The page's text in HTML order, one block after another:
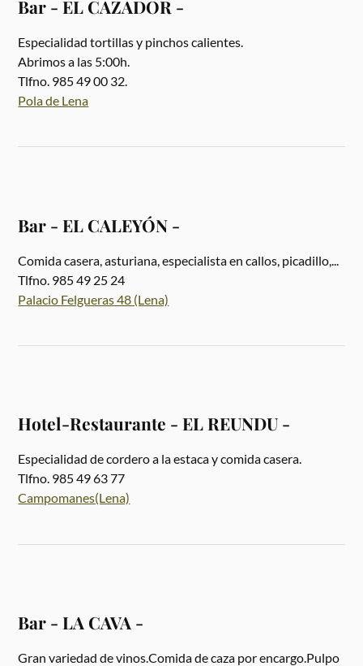
Bar - EL CAZADOR -
Especialidad tortillas y pinchos calientes.
Abrimos a las 5:00h.
Tlfno. 985 49 00 32.
Pola de Lena
Bar - EL CALEYÓN -
Comida casera, asturiana, especialista en callos, picadillo,...
Tlfno. 985 49 25 24
Palacio Felgueras 48 (Lena)
Hotel-Restaurante - EL REUNDU -
Especialidad de cordero a la estaca y comida casera.
Tlfno. 985 49 63 77
Campomanes(Lena)
Bar - LA CAVA -
Gran variedad de vinos.Comida de caza por encargo.Pulpo